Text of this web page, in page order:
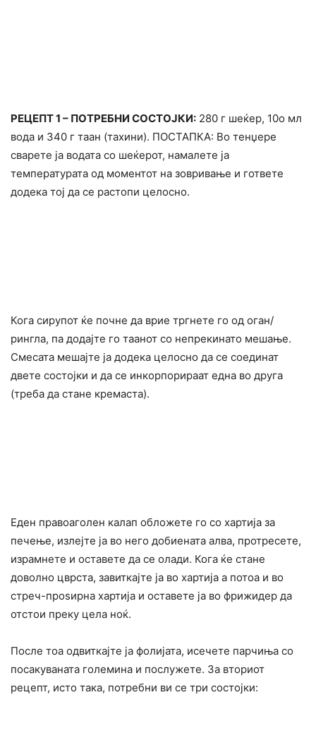
РЕЦЕПТ 1 – ПОТРЕБНИ СОСТОЈКИ: 280 г шеќер, 10о мл
вода и 340 г таан (тахини). ПОСТАПКА: Во тенџере
сварете ја водата со шеќерот, намалете ја
температурата од моментот на зовривање и гответе
додека тој да се растопи целосно.
Кога сирупот ќе почне да врие тргнете го од оган/
рингла, па додајте го таанот со непрекинато мешање.
Смесата мешајте ја додека целосно да се соединат
двете состојки и да се инкорпорираат една во друга
(треба да стане кремаста).
Еден правоаголен калап обложете го со хартија за
печење, излејте ја во него добиената алва, протресете,
израмнете и оставете да се олади. Кога ќе стане
доволно цврста, завиткајте ја во хартија а потоа и во
стреч-проѕирна хартија и оставете ја во фрижидер да
отстои преку цела ноќ.
После тоа одвиткајте ја фолијата, исечете парчиња со
посакуваната големина и послужете. За вториот
рецепт, исто така, потребни ви се три состојки: